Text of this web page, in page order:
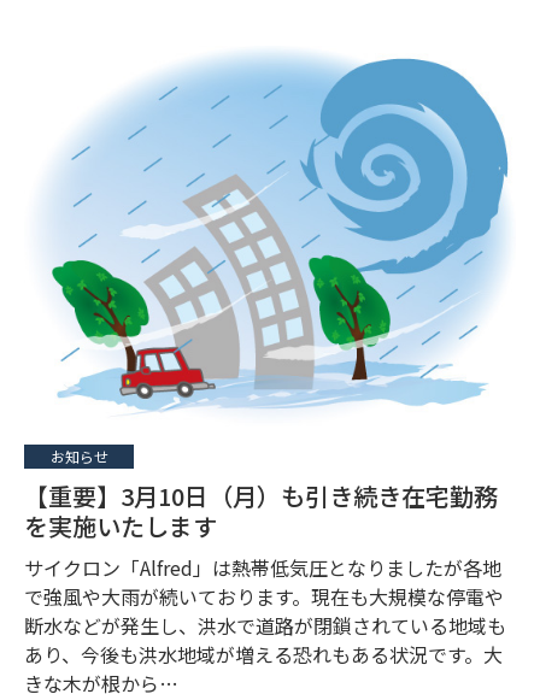
お知らせ
【重要】3月10日（月）も引き続き在宅勤務
を実施いたします
サイクロン「Alfred」は熱帯低気圧となりましたが各地
で強風や大雨が続いております。現在も大規模な停電や
断水などが発生し、洪水で道路が閉鎖されている地域も
あり、今後も洪水地域が増える恐れもある状況です。大
きな木が根から…